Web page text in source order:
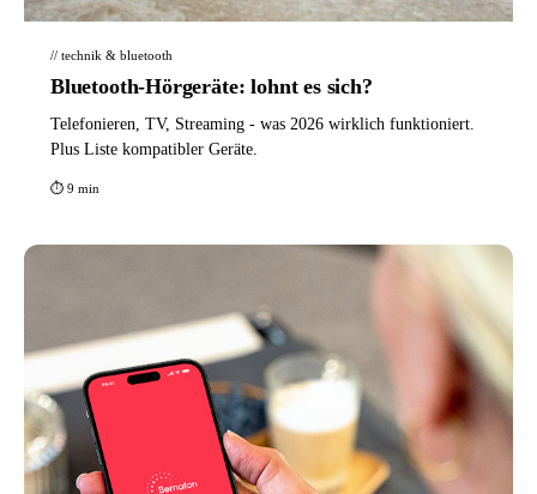
// technik & bluetooth
Bluetooth-Hörgeräte: lohnt es sich?
Telefonieren, TV, Streaming - was 2026 wirklich funktioniert.
Plus Liste kompatibler Geräte.
⏱ 9 min